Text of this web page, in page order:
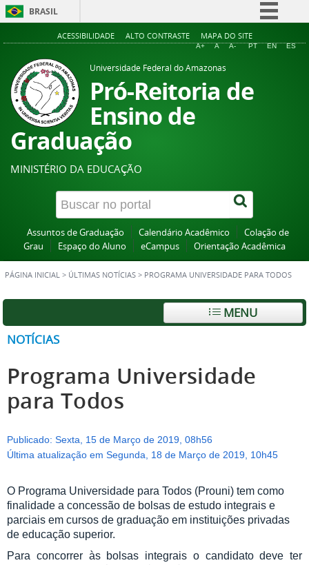
BRASIL
Simplifique!
Acesso à informação
ACESSIBILIDADE ALTO CONTRASTE MAPA DO SITE
A+ A A- PT EN ES
Universidade Federal do Amazonas
Pró-Reitoria de
Ensino de
Graduação
MINISTÉRIO DA EDUCAÇÃO
Assuntos de Graduação Calendário Acadêmico
Colação de
Grau
Espaço do Aluno eCampus Orientação Acadêmica
PÁGINA INICIAL > ÚLTIMAS NOTÍCIAS > PROGRAMA UNIVERSIDADE PARA TODOS
MENU
NOTÍCIAS
Programa Universidade
para Todos
Publicado: Sexta, 15 de Março de 2019, 08h56
Última atualização em Segunda, 18 de Março de 2019, 10h45
O Programa Universidade para Todos (Prouni) tem como
finalidade a concessão de bolsas de estudo integrais e
parciais em cursos de graduação em instituições privadas
de educação superior.
Para concorrer às bolsas integrais o candidato deve ter